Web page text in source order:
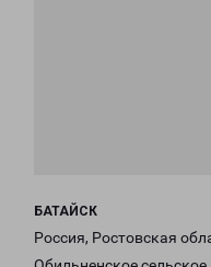
БАТАЙСК
Россия, Ростовская